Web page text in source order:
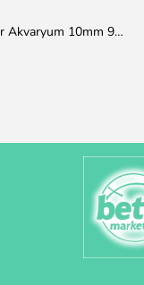
100x50x50h Ultra Clear Akvaryum 10mm 90derece Birleşim /Sadece Otobüs Kargosu ile Gönderim Yapılır !